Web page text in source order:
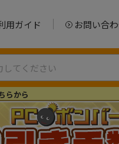
用ガイド お問い合
らから